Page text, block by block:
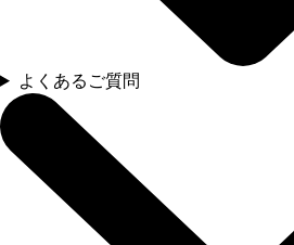
よくあるご質問